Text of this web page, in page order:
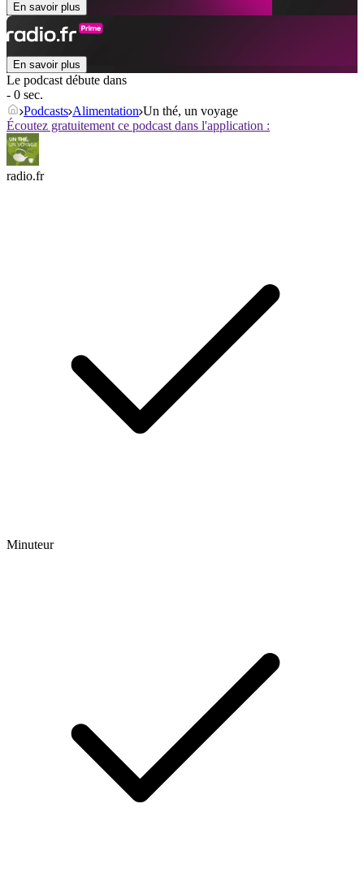
En savoir plus
En savoir plus
Le podcast débute dans
- 0 sec.
Podcasts Alimentation Un thé, un voyage
Écoutez gratuitement ce podcast dans l'application :
radio.fr
Minuteur